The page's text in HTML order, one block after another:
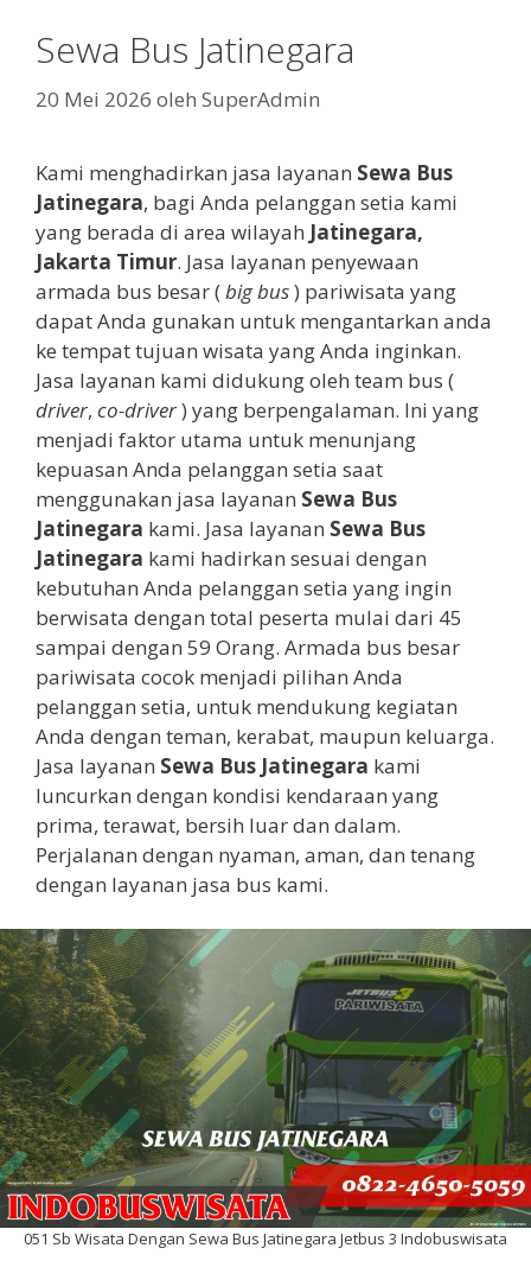
Sewa Bus Jatinegara
20 Mei 2026 oleh SuperAdmin
Kami menghadirkan jasa layanan Sewa Bus
Jatinegara, bagi Anda pelanggan setia kami
yang berada di area wilayah Jatinegara,
Jakarta Timur. Jasa layanan penyewaan
armada bus besar (big bus) pariwisata yang
dapat Anda gunakan untuk mengantarkan anda
ke tempat tujuan wisata yang Anda inginkan.
Jasa layanan kami didukung oleh team bus (
driver, co-driver) yang berpengalaman. Ini yang
menjadi faktor utama untuk menunjang
kepuasan Anda pelanggan setia saat
menggunakan jasa layanan Sewa Bus
Jatinegara kami. Jasa layanan Sewa Bus
Jatinegara kami hadirkan sesuai dengan
kebutuhan Anda pelanggan setia yang ingin
berwisata dengan total peserta mulai dari 45
sampai dengan 59 Orang. Armada bus besar
pariwisata cocok menjadi pilihan Anda
pelanggan setia, untuk mendukung kegiatan
Anda dengan teman, kerabat, maupun keluarga.
Jasa layanan Sewa Bus Jatinegara kami
luncurkan dengan kondisi kendaraan yang
prima, terawat, bersih luar dan dalam.
Perjalanan dengan nyaman, aman, dan tenang
dengan layanan jasa bus kami.
051 Sb Wisata Dengan Sewa Bus Jatinegara Jetbus 3 Indobuswisata